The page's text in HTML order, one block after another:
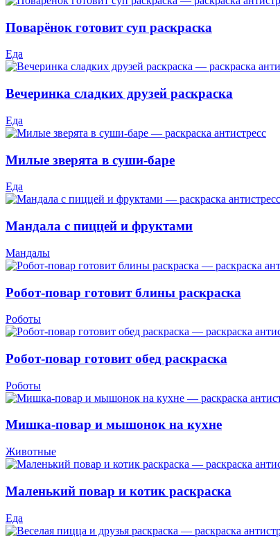
Поварёнок готовит суп раскраска
Еда
Вечеринка сладких друзей раскраска
Еда
Милые зверята в суши-баре
Еда
Мандала с пиццей и фруктами
Мандалы
Робот-повар готовит блины раскраска
Роботы
Робот-повар готовит обед раскраска
Роботы
Мишка-повар и мышонок на кухне
Животные
Маленький повар и котик раскраска
Еда